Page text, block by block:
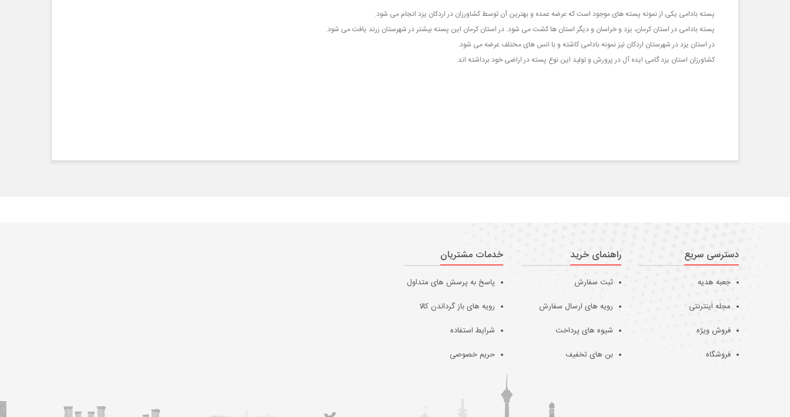
پسته بادامی یکی از نمونه پسته های موجود است که عرضه عمده و بهترین آن توسط کشاورزان در اردکان یزد انجام می شود.
پسته بادامی در استان کرمان، یزد و خراسان و دیگر استان ها کشت می شود. در استان کرمان این پسته بیشتر در شهرستان زرند یافت می شود.
در استان یزد در شهرستان اردکان نیز نمونه بادامی کاشته و با انس های مختلف عرضه می شود.
کشاورزان استان یزد گامی ایده آل در پرورش و تولید این نوع پسته در اراضی خود برداشته اند.
دسترسی سریع
جعبه هدیه
مجله اینترنتی
فروش ویژه
فروشگاه
راهنمای خرید
ثبت سفارش
رویه های ارسال سفارش
شیوه های پرداخت
بن های تخفیف
خدمات مشتریان
پاسخ به پرسش های متداول
رویه های باز گرداندن کالا
شرایط استفاده
حریم خصوصی